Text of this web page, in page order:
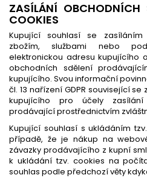
ZASÍLÁNÍ OBCHODNÍCH
COOKIES
Kupující souhlasí se
zbožím, službami nebo
elektronickou adresu kupujícího
obchodních sdělení
kupujícího. Svou informační
čl. 13 nařízení GDPR související
kupujícího pro účely
prodávající prostřednictvím
Kupující souhlasí s ukládáním
případě, že je nákup na
závazky prodávajícího z kupní
k ukládání tzv. cookies na
souhlas podle předchozí věty